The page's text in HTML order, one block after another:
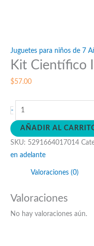
Juguetes para niños de 7
Kit Científico
$57.00
-
Kit
Científico
Inercia
cantidad
AÑADIR AL
SKU: 5291664017014
en adelante
Valoraciones (0)
Valoraciones
No hay valoraciones aún.